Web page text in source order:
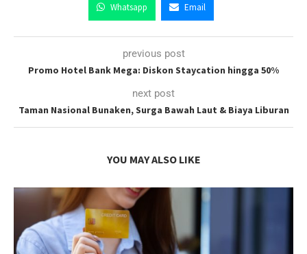
Whatsapp Email
previous post
Promo Hotel Bank Mega: Diskon Staycation hingga 50%
next post
Taman Nasional Bunaken, Surga Bawah Laut & Biaya Liburan
YOU MAY ALSO LIKE